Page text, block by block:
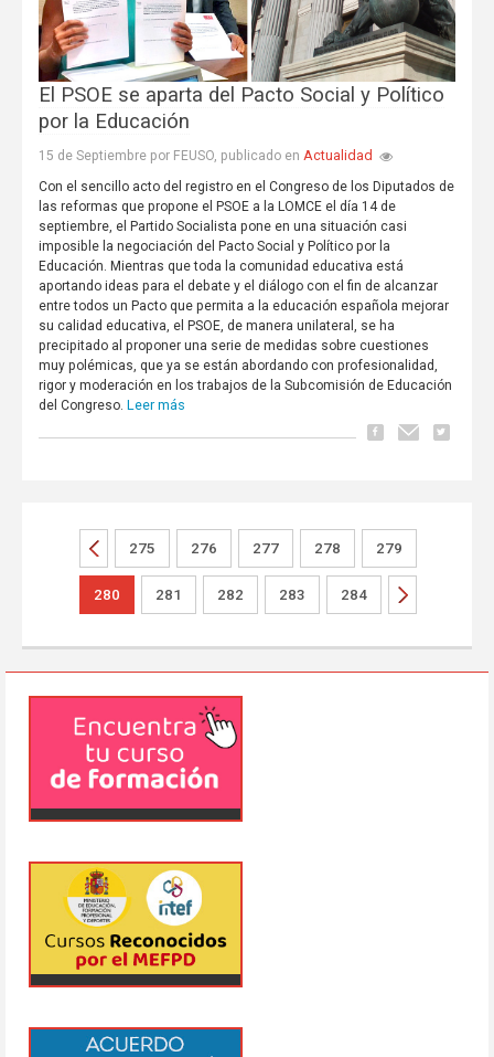
El PSOE se aparta del Pacto Social y Político
por la Educación
15 de Septiembre por FEUSO, publicado en Actualidad
Con el sencillo acto del registro en el Congreso de los Diputados de
las reformas que propone el PSOE a la LOMCE el día 14 de
septiembre, el Partido Socialista pone en una situación casi
imposible la negociación del Pacto Social y Político por la
Educación. Mientras que toda la comunidad educativa está
aportando ideas para el debate y el diálogo con el fin de alcanzar
entre todos un Pacto que permita a la educación española mejorar
su calidad educativa, el PSOE, de manera unilateral, se ha
precipitado al proponer una serie de medidas sobre cuestiones
muy polémicas, que ya se están abordando con profesionalidad,
rigor y moderación en los trabajos de la Subcomisión de Educación
del Congreso. Leer más
275 276 277 278 279
280 281 282 283 284